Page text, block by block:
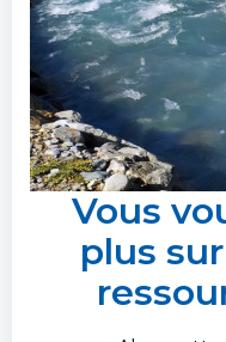
Vous
plus